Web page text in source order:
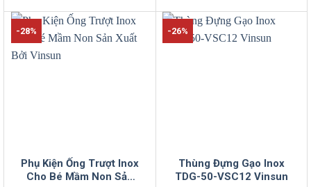
sao
1,270,000 ₫.
sao
-28%
Phụ Kiện Ống Trượt Inox
Cho Bé Mầm Non Sản
-26%
Thùng Đựng Gạo Inox
TDG-50-VSC12 Vinsun